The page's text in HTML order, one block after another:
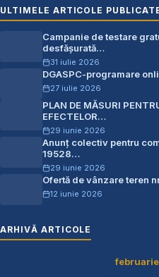
ULTIMELE ARTICOLE
Campanie de testare
desfășurată…
31 iulie 2026
DGASPC-programare
27 iulie 2026
PLAN DE MĂSURI
EFECTELOR…
29 iunie 2026
Anunț colectiv pentru
19528…
29 iunie 2026
Ofertă de vânzare teren
12 iunie 2026
ARHIVĂ ARTICOLE